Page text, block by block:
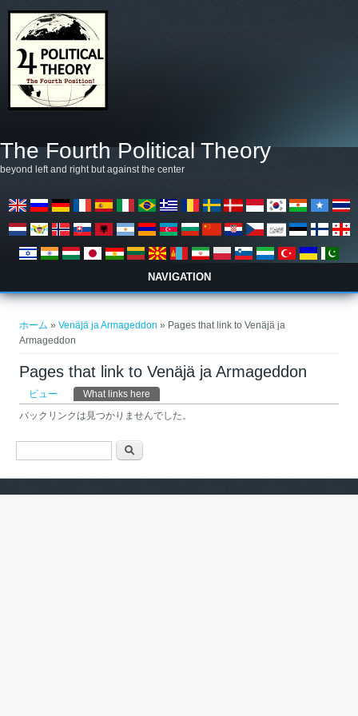
The Fourth Political Theory
beyond left and right but against the center
NAVIGATION
ホーム »Venäjä ja Armageddon » Pages that link to Venäjä ja
Armageddon
Pages that link to Venäjä ja Armageddon
プライマリータブ
ビュー What links here
バックリンクは見つかりませんでした。
検索フォーム